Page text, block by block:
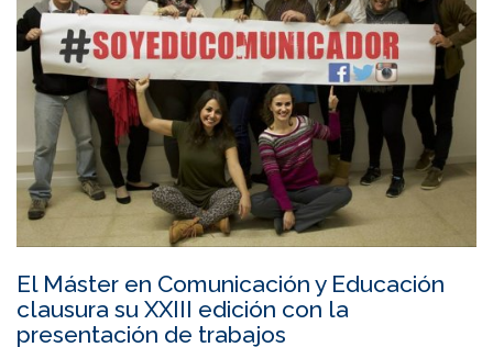
El Máster en Comunicación y Educación
clausura su XXIII edición con la
presentación de trabajos